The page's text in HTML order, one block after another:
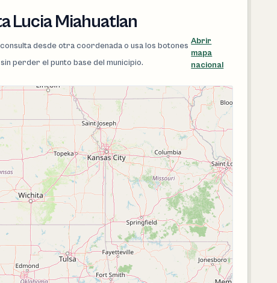
Lucia Miahuatlan
desde otra coordenada o usa los botones
perder el punto base del municipio.
Abrir
mapa
nacional